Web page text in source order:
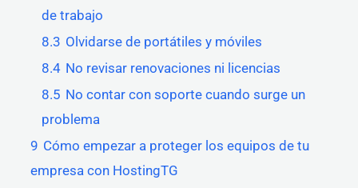
de trabajo
8.3 Olvidarse de portátiles y móviles
8.4 No revisar renovaciones ni licencias
8.5 No contar con soporte cuando surge un
problema
9 Cómo empezar a proteger los equipos de tu
empresa con HostingTG